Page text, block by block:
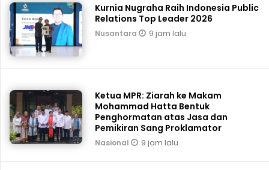
Kurnia Nugraha Raih Indonesia Public
Relations Top Leader 2026
Nusantara 9 jam lalu
Ketua MPR: Ziarah ke Makam
Mohammad Hatta Bentuk
Penghormatan atas Jasa dan
Pemikiran Sang Proklamator
Nasional 9 jam lalu